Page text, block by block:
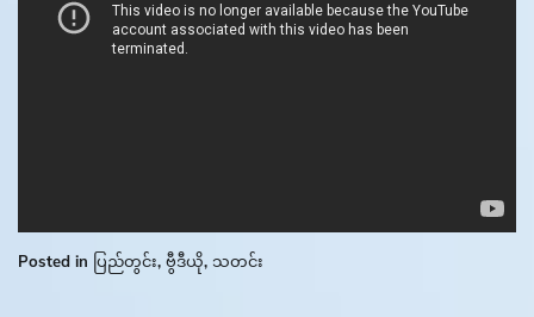
Posted in ပြည်တွင်း, ဗွီဒီယို, သတင်း